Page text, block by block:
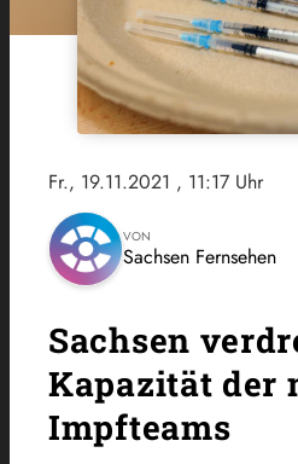
Fr., 19.11.2021 , 11:17 Uhr
VON
Sachsen Fernsehen
Sachsen
Kapazität der
Impfteams